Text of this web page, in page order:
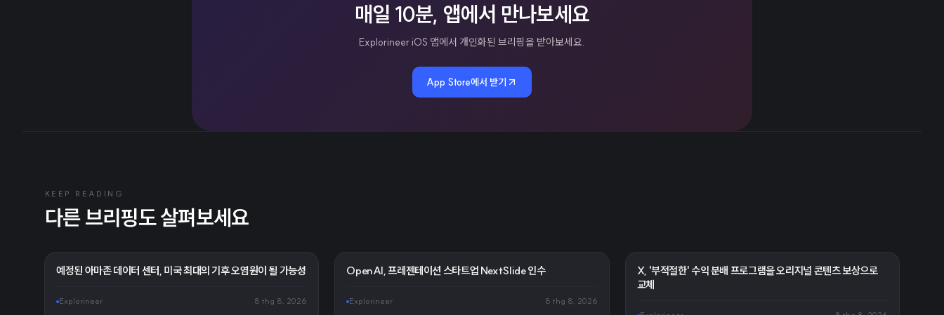
매일 10분, 앱에서 만나보세요
Explorineer iOS 앱에서 개인화된 브리핑을 받아보세요.
App Store에서 받기
KEEP READING
다른 브리핑도 살펴보세요
예정된 아마존 데이터 센터, 미국 최대의 기후 오염원이 될 가능성
Explorineer 8 thg 8, 2026
OpenAI, 프레젠테이션 스타트업 NextSlide 인수
Explorineer 8 thg 8, 2026
X, '부적절한' 수익 분배 프로그램을 오리지널 콘텐츠 보상으로
교체